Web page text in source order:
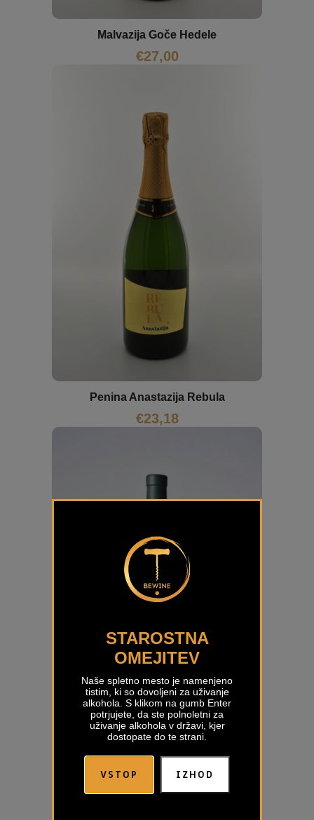
STAROSTNA
OMEJITEV
Naše spletno mesto je namenjeno
tistim, ki so dovoljeni za uživanje
alkohola. S klikom na gumb Enter
potrjujete, da ste polnoletni za
uživanje alkohola v državi, kjer
dostopate do te strani.
VSTOP IZHOD
Malvazija Goče Hedele
€27,00
Penina Anastazija Rebula
€23,18
Malvazija Klasik Mihelj
€ 14,50